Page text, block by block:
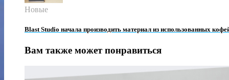
Новые
Blast Studio начала производить материал из использованных
Вам также может понравиться